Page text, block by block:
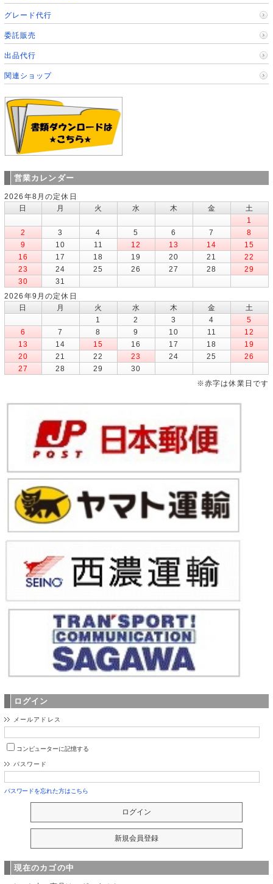
グレード代行
委託販売
出品代行
関連ショップ
営業カレンダー
2026年8月の定休日
日
月 火 水 木 金
土
1
2
3 4 5 6 7
8
9
10 11 12 13 14
15
16
17 18 19 20 21
22
23
24 25 26 27 28
29
30
31
2026年9月の定休日
日
月 火 水 木 金
土
1
2 3 4
5
6
7 8 9 10 11
12
13
14 15 16 17 18
19
20
21 22 23 24 25
26
27
28 29
30
※赤字は休業日です
ログイン
メールアドレス
コンピューターに記憶する
パスワード
パスワードを忘れた方はこちら
現在のカゴの中